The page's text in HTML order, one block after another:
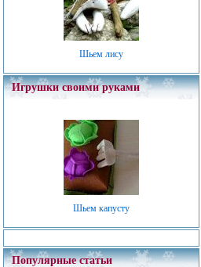
Шьем лису
Игрушки своими руками
Шьем капусту
Популярные статьи